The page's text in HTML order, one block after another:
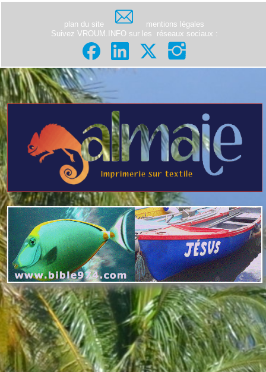
plan du site
mentions légales
Suivez VROUM.INFO sur les
réseaux sociaux :